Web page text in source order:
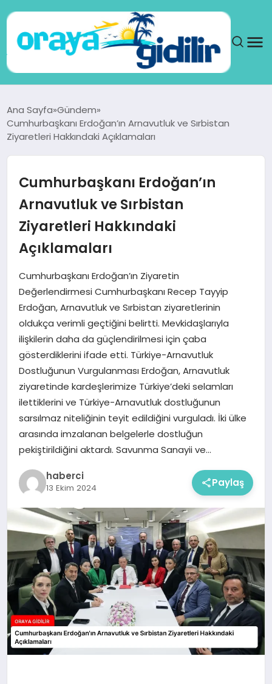
SAĞLIK
TEKNOLOJI
YAŞAM
Ana Sayfa Gündem
Cumhurbaşkanı Erdoğan’ın Arnavutluk ve Sırbistan
Ziyaretleri Hakkındaki Açıklamaları
Cumhurbaşkanı Erdoğan’ın
Arnavutluk ve Sırbistan
Ziyaretleri Hakkındaki
Açıklamaları
Cumhurbaşkanı Erdoğan’ın Ziyaretin
Değerlendirmesi Cumhurbaşkanı Recep Tayyip
Erdoğan, Arnavutluk ve Sırbistan ziyaretlerinin
oldukça verimli geçtiğini belirtti. Mevkidaşlarıyla
ilişkilerin daha da güçlendirilmesi için çaba
gösterdiklerini ifade etti. Türkiye-Arnavutluk
Dostluğunun Vurgulanması Erdoğan, Arnavutluk
ziyaretinde kardeşlerimize Türkiye’deki selamları
ilettiklerini ve Türkiye-Arnavutluk dostluğunun
sarsılmaz niteliğinin teyit edildiğini vurguladı. İki ülke
arasında imzalanan belgelerle dostluğun
pekiştirildiğini aktardı. Savunma Sanayii ve…
haberci
13 Ekim 2024 Paylaş